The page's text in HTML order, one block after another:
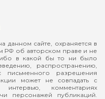
данном сайте, охраняется в
РФ об авторском праве и не
в какой бы то ни было
распространению,
разрешения
может не совпадать с
комментариях
персонажей публикаций.